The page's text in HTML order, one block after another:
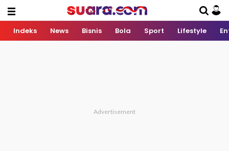
Indeks News Bisnis Bola Sport Lifestyle